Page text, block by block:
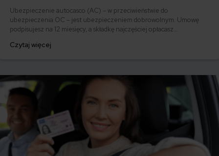
Ubezpieczenie autocasco (AC) – w przeciwieństwie do
ubezpieczenia OC – jest ubezpieczeniem dobrowolnym. Umowę
podpisujesz na 12 miesięcy, a składkę najczęściej opłacasz
ofertę lub zdecydowałeś się sprzedać samochód w trakcie trwania
Czytaj więcej